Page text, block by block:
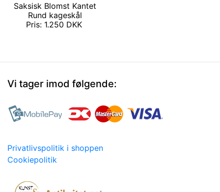
Saksisk Blomst Kantet
Rund kageskål
Pris: 1.250 DKK
Vi tager imod følgende:
Privatlivspolitik i shoppen
Cookiepolitik